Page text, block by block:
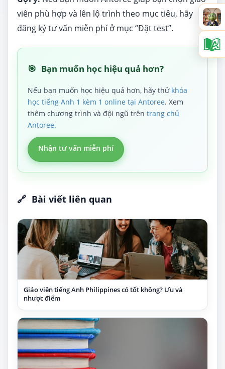
viên phù hợp và lên lộ trình theo mục tiêu, hãy
đăng ký tư vấn miễn phí ở mục “Đặt test”.
🎯 Bạn muốn học hiệu quả hơn?
Nếu bạn muốn học hiệu quả hơn, hãy thử khóa
học tiếng Anh 1 kèm 1 online tại Antoree. Xem
thêm chương trình và đội ngũ trên trang chủ
Antoree.
Nhận tư vấn miễn phí
🔗 Bài viết liên quan
Giáo viên tiếng Anh Philippines có tốt không? Ưu và
nhược điểm